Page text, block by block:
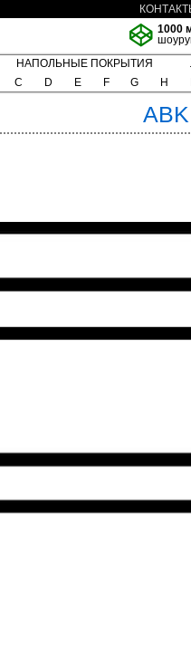
1000
НАПОЛЬНЫЕ ПОКРЫТИЯ
C D E F G H
ABK